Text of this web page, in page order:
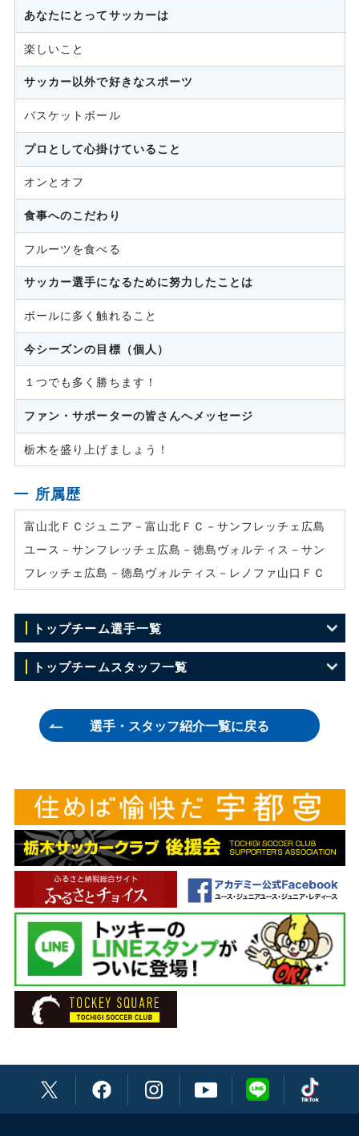
あなたにとってサッカーは
楽しいこと
サッカー以外で好きなスポーツ
バスケットボール
プロとして心掛けていること
オンとオフ
食事へのこだわり
フルーツを食べる
サッカー選手になるために努力したことは
ボールに多く触れること
今シーズンの目標（個人）
１つでも多く勝ちます！
ファン・サポーターの皆さんへメッセージ
栃木を盛り上げましょう！
所属歴
富山北ＦＣジュニア－富山北ＦＣ－サンフレッチェ広島
ユース－サンフレッチェ広島－徳島ヴォルティス－サン
フレッチェ広島－徳島ヴォルティス－レノファ山口ＦＣ
トップチーム選手一覧
GK 犬飼 裕哉
GK 22 塩田 仁史
DF 2 伊藤 竜司
DF 4 髙杉 亮太
DF 6 瀬川 和樹
DF 7 菅 和範
DF 15 溝渕 雄志
DF 23 柳 育崇
DF 28 温井 駿斗
DF 30 田代 雅也
DF 35 池庭 諒耶
トップチームスタッフ一覧
ヘッドコーチ 菅原 大介
GKコーチ 吉本 哲朗
チーフトレーナー 松本 祐太
トレーナー 溝口 徹
トレーナー 榮 裕二郎
通訳 (ポルトガル語) 渡辺 ブルーノ英男
主務 荒井 厚志
副務 人見 俊輔
選手・スタッフ紹介一覧に戻る